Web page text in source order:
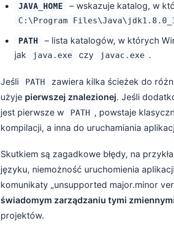
JAVA_HOME – wskazuje katalog, w
C:\Program
PATH
– lista katalogów, w których
jak
java.exe czy javac.exe .
Jeśli PATH zawiera kilka ścieżek do
użyje pierwszej znalezionej. Jeśli
jest pierwsze w
PATH , powstaje
kompilacji, a inna do uruchamiania
Skutkiem są zagadkowe błędy, na
języku, niemożność uruchomienia
komunikaty „unsupported major.minor
świadomym zarządzaniu tymi
projektów.